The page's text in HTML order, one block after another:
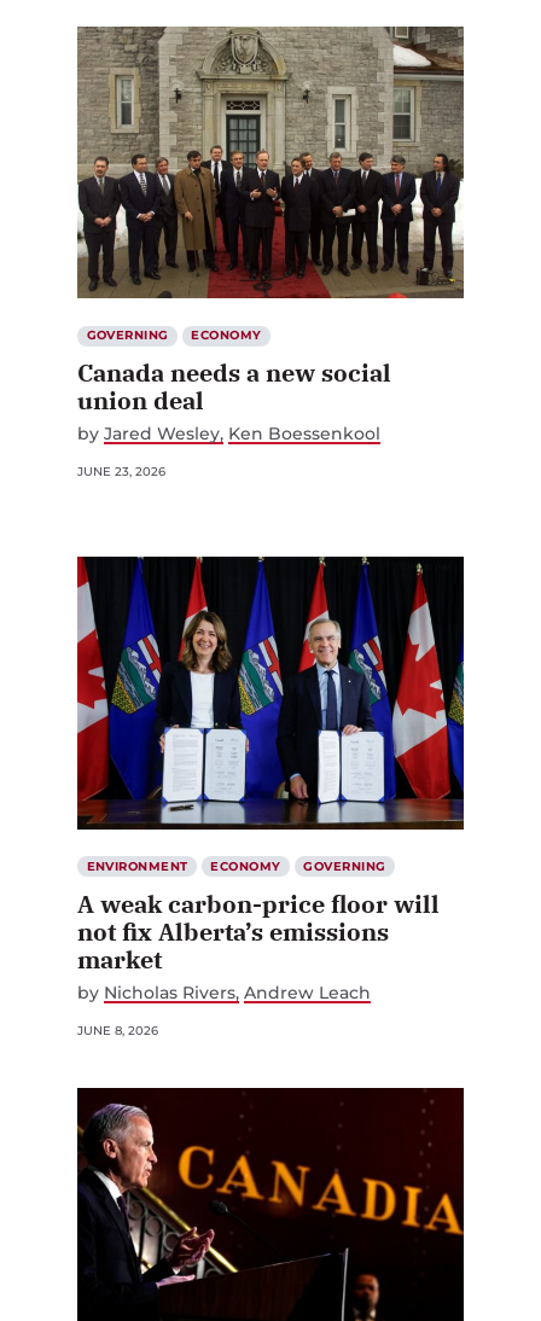
GOVERNING ECONOMY
Canada needs a new social
union deal
by Jared Wesley Ken Boessenkool
JUNE 23, 2026
ENVIRONMENT ECONOMY GOVERNING
A weak carbon-price floor will
not fix Alberta’s emissions
market
by Nicholas Rivers Andrew Leach
JUNE 8, 2026